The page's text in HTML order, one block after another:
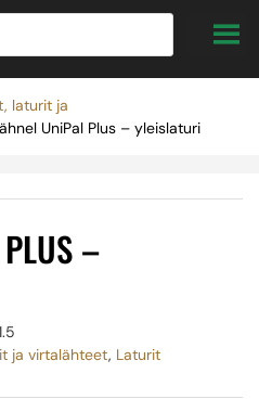
laturit ja
UniPal Plus – yleislaturi
–
ja virtalähteet, Laturit